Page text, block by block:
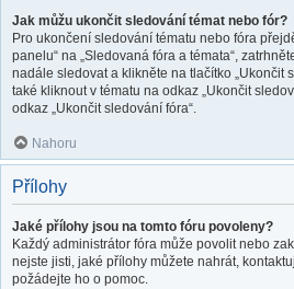
Jak můžu ukončit sledování témat nebo fór?
Pro ukončení sledování tématu nebo fóra
panelu“ na „Sledovaná fóra a témata“,
nadále sledovat a klikněte na tlačítko „Ukončit
také kliknout v tématu na odkaz „Ukončit
odkaz „Ukončit sledování fóra“.
Nahoru
Přílohy
Jaké přílohy jsou na tomto fóru povoleny?
Každý administrátor fóra může povolit nebo
nejste jisti, jaké přílohy můžete nahrát,
požádejte ho o pomoc.